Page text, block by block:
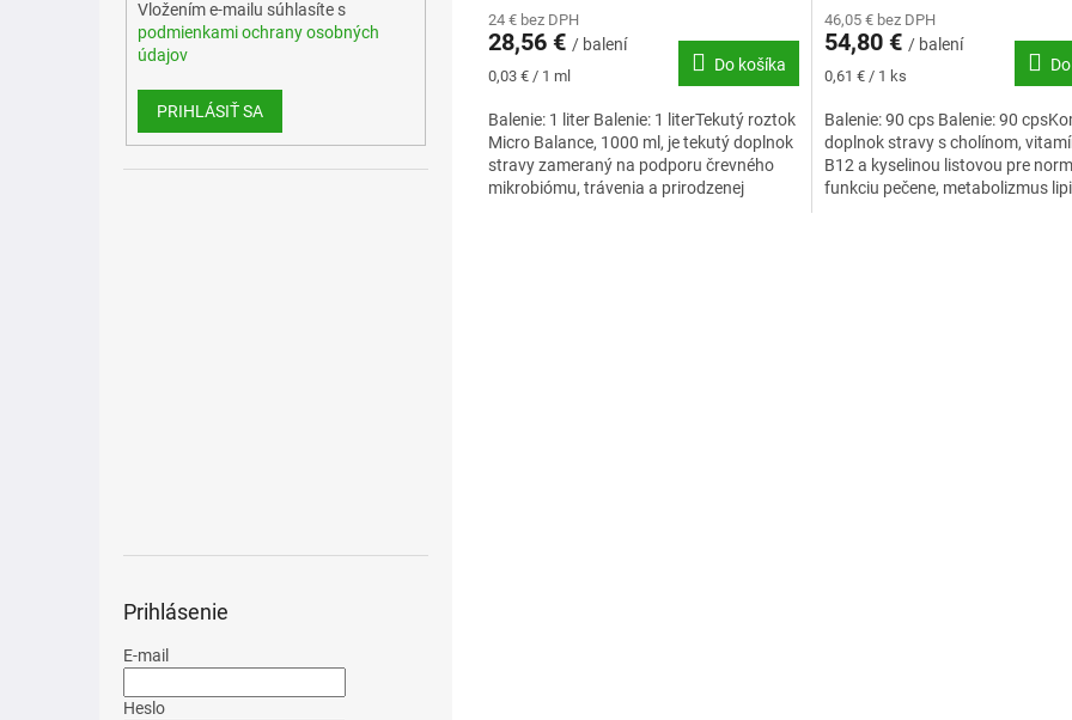
Vložením e-mailu súhlasíte s
podmienkami ochrany osobných
údajov
PRIHLÁSIŤ SA
Prihlásenie
E-mail
Heslo
24 € bez DPH
28,56 € / balení
Jednotková
0,03 € / 1 ml
Do košíka
Balenie: 1 liter Balenie: 1 literTekutý roztok
Micro Balance, 1000 ml, je tekutý doplnok
stravy zameraný na podporu črevného
mikrobiómu, trávenia a prirodzenej
46,05 € bez DPH
54,80 € / balení
Jednotková
0,61 € / 1 ks
Balenie: 90 cps Balenie: 90
doplnok stravy s cholínom,
B12 a kyselinou listovou pre
funkciu pečene, metabolizmus